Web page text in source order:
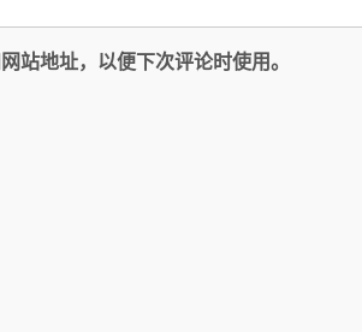
站地址，以便下次评论时使用。